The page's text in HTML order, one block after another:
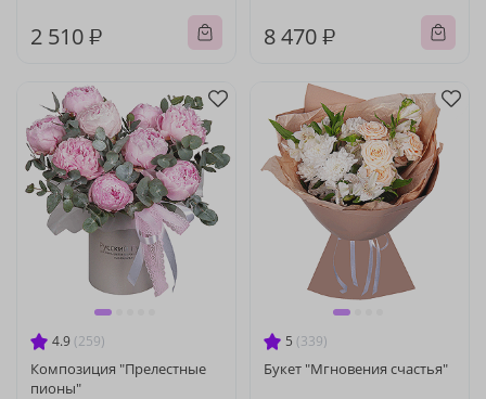
2 510 ₽ 8 470 ₽
4.9 (259)
Композиция "Прелестные
пионы"
5 (339)
Букет "Мгновения счастья"